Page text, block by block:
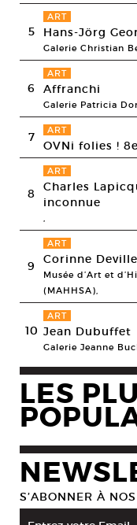
5
ART
Hans-Jörg
Galerie Christian
6
ART
Affranchi
Galerie Patricia
7 ART
OVNi folies !
8
ART
Charles
inconnue
,
9
ART
Corinne
Musée d’Art et
(MAHHSA),
10
ART
Jean Dubuffet
Galerie Jeanne
LES
S’ABONNER À